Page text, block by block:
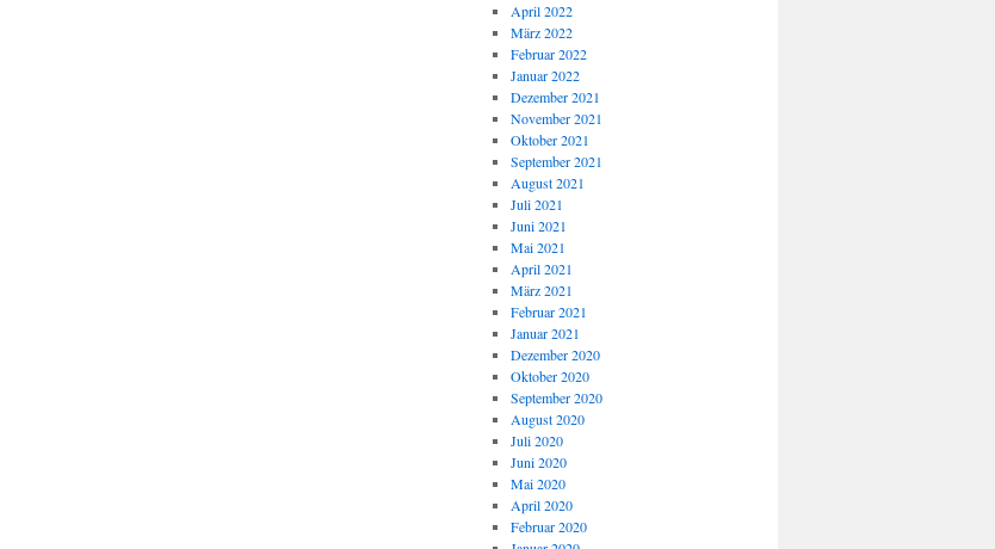
April 2022
März 2022
Februar 2022
Januar 2022
Dezember 2021
November 2021
Oktober 2021
September 2021
August 2021
Juli 2021
Juni 2021
Mai 2021
April 2021
März 2021
Februar 2021
Januar 2021
Dezember 2020
Oktober 2020
September 2020
August 2020
Juli 2020
Juni 2020
Mai 2020
April 2020
Februar 2020